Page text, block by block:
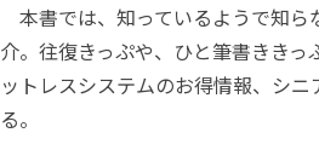
本書では、知っているようで知ら
介。往復きっぷや、ひと筆書きき
ットレスシステムのお得情報、シ
る。